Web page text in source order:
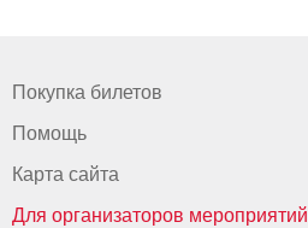
Покупка билетов
Помощь
Карта сайта
Для организаторов мероприятий